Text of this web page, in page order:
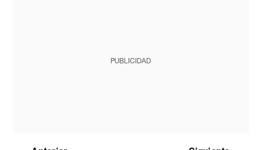
PUBLICIDAD